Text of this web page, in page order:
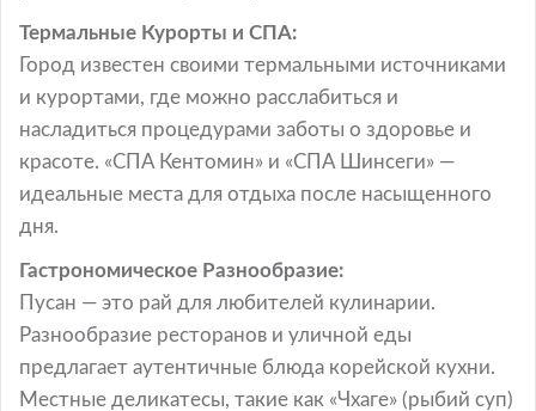
Термальные Курорты и СПА:
Город известен своими термальными источниками
и курортами, где можно расслабиться и
насладиться процедурами заботы о здоровье и
красоте. «СПА Кентомин» и «СПА Шинсеги» —
идеальные места для отдыха после насыщенного
дня.
Гастрономическое Разнообразие:
Пусан — это рай для любителей кулинарии.
Разнообразие ресторанов и уличной еды
предлагает аутентичные блюда корейской кухни.
Местные деликатесы, такие как «Чхаге» (рыбий суп)